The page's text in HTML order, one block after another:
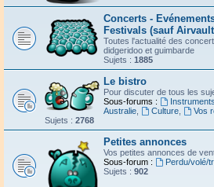
Concerts -
Festivals (sauf
Toutes l'actualité des
didgeridoo et guimbarde
Sujets : 1885
Le bistro
Pour discuter de tous les
Sous-forums :
Australie
Culture,
Vos
Sujets : 2768
Petites annonces
Vos petites annonces de
Sous-forum :
Perdu/volé/
Sujets : 902